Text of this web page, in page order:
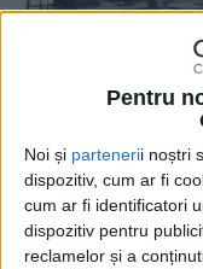
Pentru
Noi și partenerii noștri
dispozitiv, cum ar fi
cum ar fi identificatori
dispozitiv pentru
reclamelor și a
ŞTIRILE JUDEŢULUI
Cai putere pe